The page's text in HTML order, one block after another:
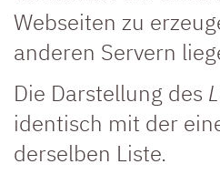
Webseiten zu
anderen Servern
Die Darstellung des
identisch mit der
derselben Liste.